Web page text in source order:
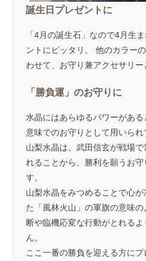
誕生日プレゼントに
「4月の誕生石」なので4月生
ントにピッタリ。 他のカラー
わせて、お守り兼アクセサリー
「勝負運」のお守りに
水晶にはあらゆるパワーがあ
意味でのお守りとして用いられ
山梨水晶は、武田信玄が戦場
れることから、勝利を願うお
す。
山梨水晶をみつめることで心
た「風林火山」の軍旗の意味
断や臨機応変な行動がとれる
ん。
ここ一番の勝負を迎える方に